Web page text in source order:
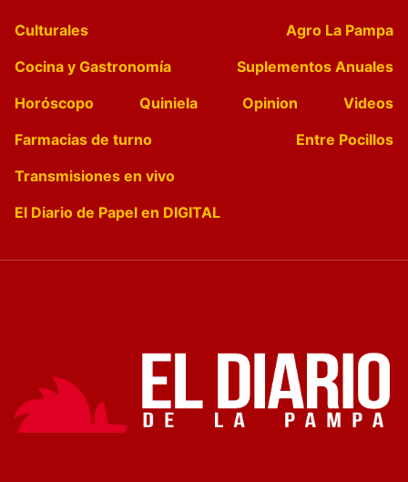
Culturales
Agro La Pampa
Cocina y Gastronomía
Suplementos Anuales
Horóscopo
Quiniela Opinion
Videos
Farmacias de turno
Entre Pocillos
Transmisiones en vivo
El Diario de Papel en DIGITAL